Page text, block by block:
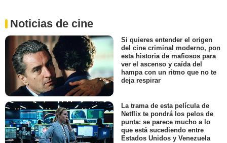
Noticias de cine
Si quieres entender el origen
del cine criminal moderno, pon
esta historia de mafiosos para
ver el ascenso y caída del
hampa con un ritmo que no te
deja respirar
La trama de esta película de
Netflix te pondrá los pelos de
punta: se parece mucho a lo
que está sucediendo entre
Estados Unidos y Venezuela